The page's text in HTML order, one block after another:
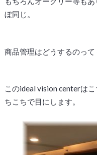
ぼ同じ。
商品管理はどうするのって
このideal vision centerは
ちこちで目にします。